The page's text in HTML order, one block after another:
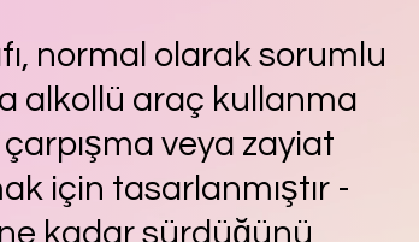
normal olarak sorumlu
alkollü araç kullanma
veya zayiat
için tasarlanmıştır -
kadar sürdüğünü